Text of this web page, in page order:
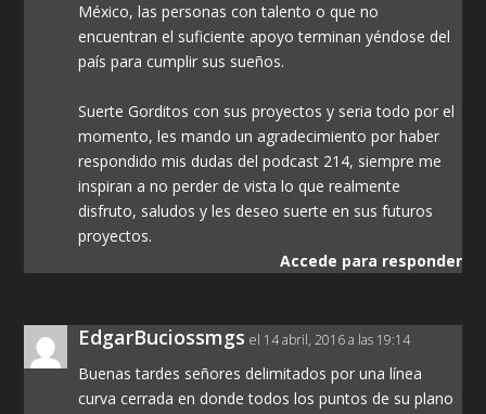
México, las personas con talento o que no
encuentran el suficiente apoyo terminan yéndose del
país para cumplir sus sueños.
Suerte Gorditos con sus proyectos y seria todo por el
momento, les mando un agradecimiento por haber
respondido mis dudas del podcast 214, siempre me
inspiran a no perder de vista lo que realmente
disfruto, saludos y les deseo suerte en sus futuros
proyectos.
Accede para responder
EdgarBuciossmgs el 14 abril, 2016 a las 19:14
Buenas tardes señores delimitados por una línea
curva cerrada en donde todos los puntos de su plano